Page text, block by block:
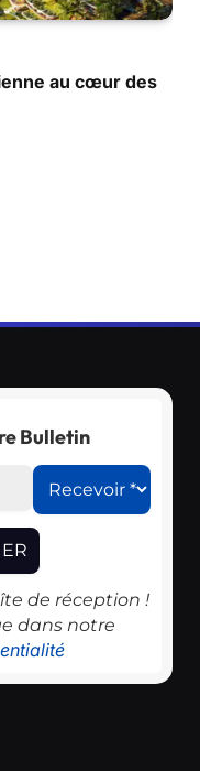
au cœur des
Bulletin
de réception !
dans notre